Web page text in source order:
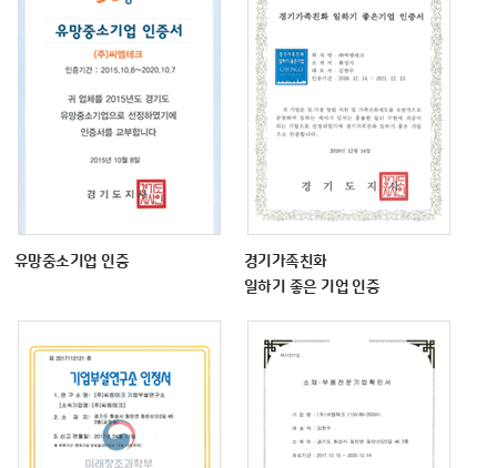
유망중소기업 인증
경기가족친화
일하기 좋은 기업 인증